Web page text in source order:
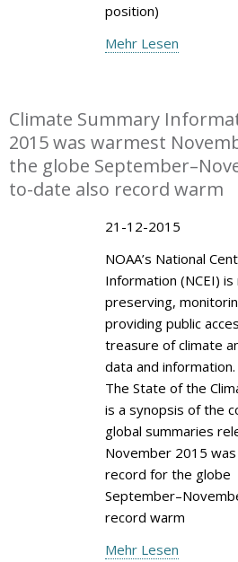
position)
Mehr Lesen
Climate Summary
2015 was warmest
the globe
to-date also record warm
21-12-2015
NOAA’s National
Information (NCEI)
preserving,
providing public
treasure of climate
data and information.
The State of the
is a synopsis of the
global summaries
November 2015
record for the globe
record warm
Mehr Lesen